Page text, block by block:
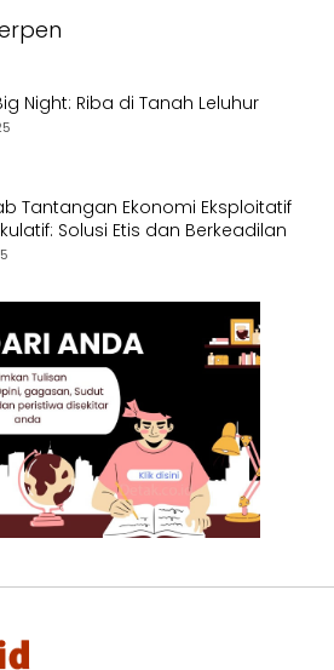
Night: Riba di Tanah Leluhur
Tantangan Ekonomi Eksploitatif
Solusi Etis dan Berkeadilan